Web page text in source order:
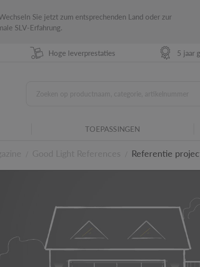
Sie jetzt zum entsprechenden Land oder zur
SLV-Erfahrung.
Hoge leverprestaties 5 jaar
TOEPASSINGEN
Referentie